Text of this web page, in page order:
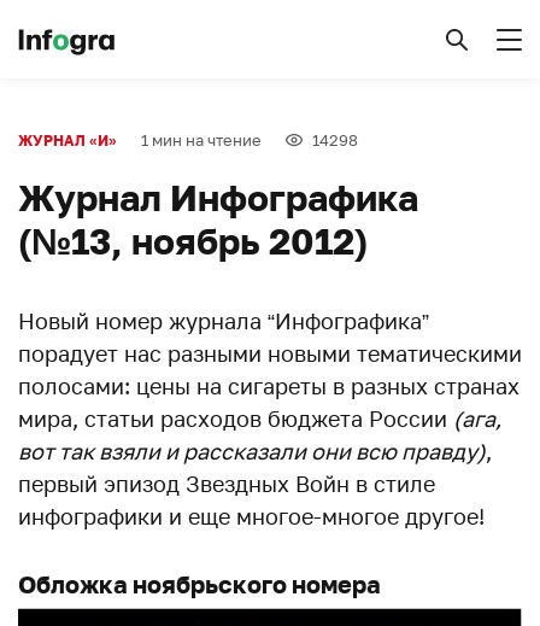
ЖУРНАЛ «И» 1 мин на чтение 14298
Журнал Инфографика
(№13, ноябрь 2012)
Новый номер журнала “Инфографика”
порадует нас разными новыми тематическими
полосами: цены на сигареты в разных странах
мира, статьи расходов бюджета России (ага,
вот так взяли и рассказали они всю правду),
первый эпизод Звездных Войн в стиле
инфографики и еще многое-многое другое!
Обложка ноябрьского номера